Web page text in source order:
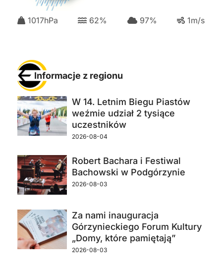
1017hPa 62% 97% 1m/s
Informacje z regionu
W 14. Letnim Biegu Piastów
weźmie udział 2 tysiące
uczestników
2026-08-04
Robert Bachara i Festiwal
Bachowski w Podgórzynie
2026-08-03
Za nami inauguracja
Górzynieckiego Forum Kultury
„Domy, które pamiętają”
2026-08-03